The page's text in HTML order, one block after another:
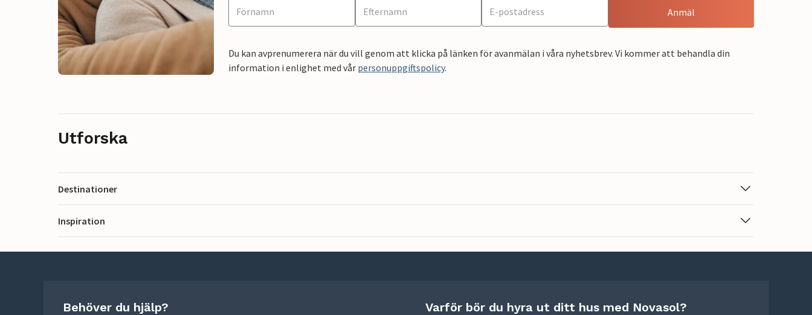
Anmäl
Du kan avprenumerera när du vill genom att klicka på länken för avanmälan i våra nyhetsbrev. Vi kommer att behandla din
information i enlighet med vår personuppgiftspolicy.
Utforska
Destinationer
Inspiration
Behöver du hjälp? Varför bör du hyra ut ditt hus med Novasol?